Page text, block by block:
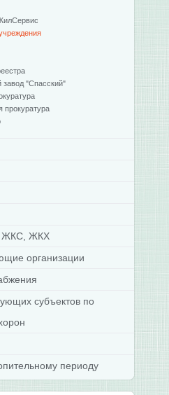
"Спасский"
прокуратура
ЖКС, ЖКХ
организации
субъектов по
периоду